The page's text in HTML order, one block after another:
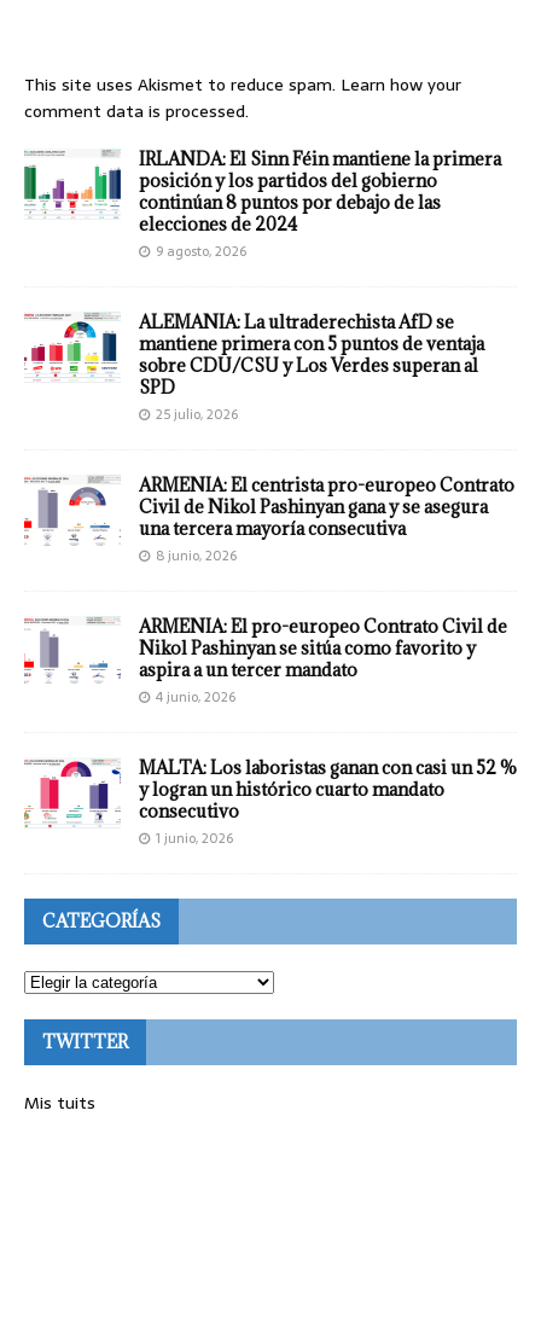
This site uses Akismet to reduce spam. Learn how your
comment data is processed.
IRLANDA: El Sinn Féin mantiene la primera
posición y los partidos del gobierno
continúan 8 puntos por debajo de las
elecciones de 2024
9 agosto, 2026
ALEMANIA: La ultraderechista AfD se
mantiene primera con 5 puntos de ventaja
sobre CDU/CSU y Los Verdes superan al
SPD
25 julio, 2026
ARMENIA: El centrista pro-europeo Contrato
Civil de Nikol Pashinyan gana y se asegura
una tercera mayoría consecutiva
8 junio, 2026
ARMENIA: El pro-europeo Contrato Civil de
Nikol Pashinyan se sitúa como favorito y
aspira a un tercer mandato
4 junio, 2026
MALTA: Los laboristas ganan con casi un 52 %
y logran un histórico cuarto mandato
consecutivo
1 junio, 2026
CATEGORÍAS
TWITTER
Mis tuits